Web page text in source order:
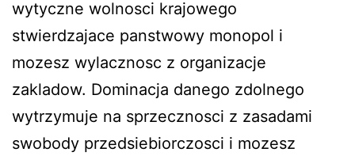
wytyczne wolnosci krajowego
stwierdzajace panstwowy monopol i
mozesz wylacznosc z organizacje
zakladow. Dominacja danego zdolnego
wytrzymuje na sprzecznosci z zasadami
swobody przedsiebiorczosci i mozesz